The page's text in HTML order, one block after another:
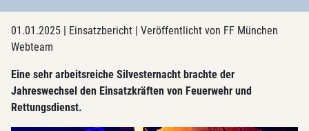
01.01.2025 | Einsatzbericht | Veröffentlicht von FF München
Webteam
Eine sehr arbeitsreiche Silvesternacht brachte der
Jahreswechsel den Einsatzkräften von Feuerwehr und
Rettungsdienst.